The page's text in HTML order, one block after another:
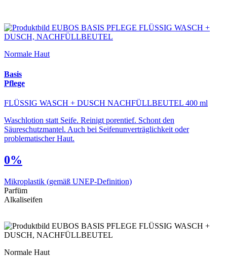
Normale Haut
Basis
Pflege
FLÜSSIG WASCH + DUSCH NACHFÜLLBEUTEL 400 ml
Waschlotion statt Seife. Reinigt porentief. Schont den
Säureschutzmantel. Auch bei Seifenunverträglichkeit oder
problematischer Haut.
0%
Mikroplastik (gemäß UNEP-Definition)
Parfüm
Alkaliseifen
Normale Haut